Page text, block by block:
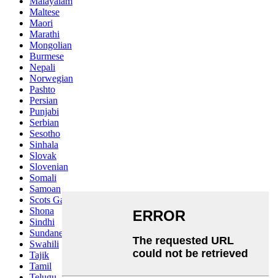
Maltese
Maori
Marathi
Mongolian
Burmese
Nepali
Norwegian
Pashto
Persian
Punjabi
Serbian
Sesotho
Sinhala
Slovak
Slovenian
Somali
Samoan
Scots Gaelic
Shona
Sindhi
Sundanese
Swahili
Tajik
Tamil